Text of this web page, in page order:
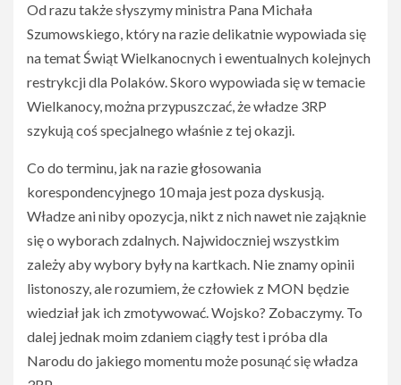
Od razu także słyszymy ministra Pana Michała
Szumowskiego, który na razie delikatnie wypowiada się
na temat Świąt Wielkanocnych i ewentualnych kolejnych
restrykcji dla Polaków. Skoro wypowiada się w temacie
Wielkanocy, można przypuszczać, że władze 3RP
szykują coś specjalnego właśnie z tej okazji.
Co do terminu, jak na razie głosowania
korespondencyjnego 10 maja jest poza dyskusją.
Władze ani niby opozycja, nikt z nich nawet nie zająknie
się o wyborach zdalnych. Najwidoczniej wszystkim
zależy aby wybory były na kartkach. Nie znamy opinii
listonoszy, ale rozumiem, że człowiek z MON będzie
wiedział jak ich zmotywować. Wojsko? Zobaczymy. To
dalej jednak moim zdaniem ciągły test i próba dla
Narodu do jakiego momentu może posunąć się władza